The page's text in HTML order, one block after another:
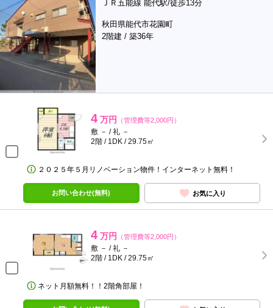
ＪＲ五能線 能代駅/徒歩13分
秋田県能代市花園町
2階建 / 築36年
4 万円 （管理費等2,000円）
敷 － / 礼 －
2階 / 1DK / 29.75㎡
２０２５年５月リノベーション物件！インターネット無料！
お問い合わせ(無料) お気に入り
4 万円 （管理費等2,000円）
敷 － / 礼 －
2階 / 1DK / 29.75㎡
ネット月額無料！！2階角部屋！